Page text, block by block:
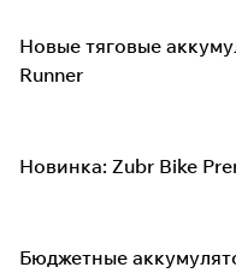
Новые тяговые
Runner
Новинка: Zubr Bike
Бюджетные